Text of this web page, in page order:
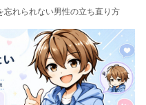
忘れられない男性の立ち直り方